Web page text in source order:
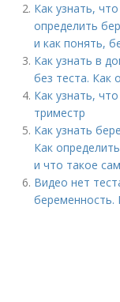
Как узнать,
определить
и как понять,
Как узнать в
без теста. Как
Как узнать,
триместр
Как узнать
Как
и что такое
Видео нет
беременность.